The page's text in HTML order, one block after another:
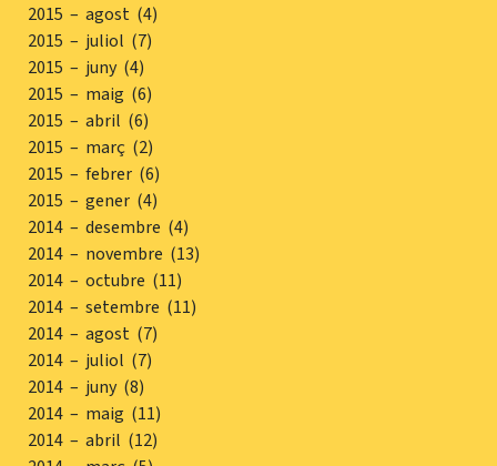
2015 – agost (4)
2015 – juliol (7)
2015 – juny (4)
2015 – maig (6)
2015 – abril (6)
2015 – març (2)
2015 – febrer (6)
2015 – gener (4)
2014 – desembre (4)
2014 – novembre (13)
2014 – octubre (11)
2014 – setembre (11)
2014 – agost (7)
2014 – juliol (7)
2014 – juny (8)
2014 – maig (11)
2014 – abril (12)